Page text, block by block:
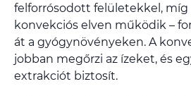
felforrósodott felületekkel, míg
konvekciós elven működik –
át a gyógynövényeken. A
jobban megőrzi az ízeket, és
extrakciót biztosít.